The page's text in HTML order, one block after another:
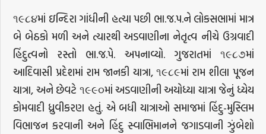
૧૯૮૪માં ઇન્દિરા ગાંધીની હત્યા પછી ભા.જ.પ.ને લોકસભામાં માત્ર
બે બેઠકો મળી અને ત્યારથી અડવાણીના નેતૃત્વ નીચે ઉગ્રવાદી
હિંદુત્વનો રસ્તો ભા.જ.પે. અપનાવ્યો. ગુજરાતમાં ૧૯૮૭માં
આદિવાસી પ્રદેશમાં રામ જાનકી યાત્રા, ૧૯૮૯માં રામ શીલા પૂજન
યાત્રા, અને છેવટે ૧૯૯૦માં અડવાણીની અયોધ્યા યાત્રા જેનું ધ્યેય
કોમવાદી ધ્રુવીકરણ હતું. એ બધી યાત્રાઓ સમાજમાં હિંદુ-મુસ્લિમ
વિભાજન કરવાની અને હિંદુ સ્વાભિમાનને જગાડવાની ઝુંબેશો